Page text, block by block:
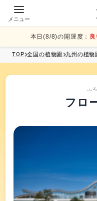
メニュー
本日(8/8)の開運度：
TOP 全国の植物園 九州 の植物
ふ
フロ